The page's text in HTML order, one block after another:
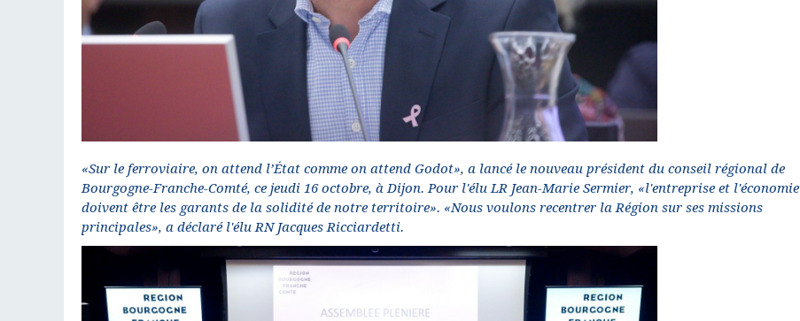
«Sur le ferroviaire, on attend l’État comme on attend Godot», a lancé le nouveau président du conseil régional de
Bourgogne-Franche-Comté, ce jeudi 16 octobre, à Dijon. Pour l'élu LR Jean-Marie Sermier, «l'entreprise et l'économie
doivent être les garants de la solidité de notre territoire». «Nous voulons recentrer la Région sur ses missions
principales», a déclaré l'élu RN Jacques Ricciardetti.